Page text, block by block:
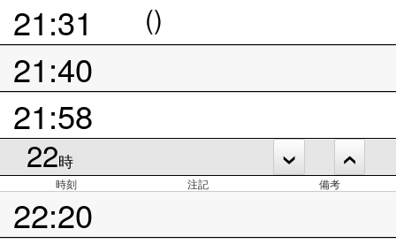
21:31
()
21:40
21:58
22時
時刻 注記 備考
22:20